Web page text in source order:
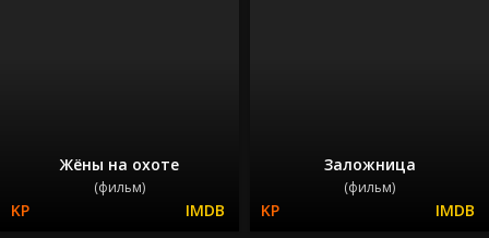
Жёны на охоте
(фильм)
Заложница
(фильм)